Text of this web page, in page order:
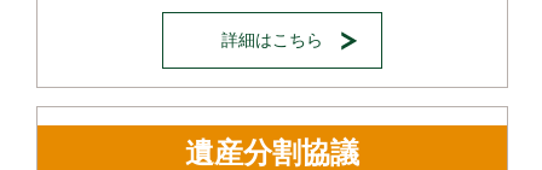
詳細はこちら
遺産分割協議